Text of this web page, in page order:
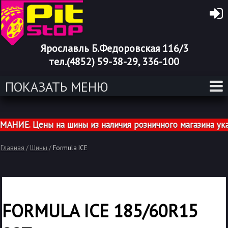
Ярославль Б.Федоровская 116/3
тел.(4852) 59-38-29, 336-100
ПОКАЗАТЬ МЕНЮ
Цены на шины из наличия розничного магазина
Главная / Шины / Formula ICE
FORMULA ICE 185/60R15